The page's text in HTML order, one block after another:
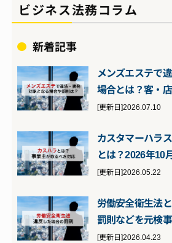
ビジネス法務コラム
新着記事
メンズエステで
場合とは？客・
[更新日]2026.07.10
カスタマーハラ
とは？2026年10
[更新日]2026.05.22
労働安全衛生法
罰則などを元検
[更新日]2026.04.23